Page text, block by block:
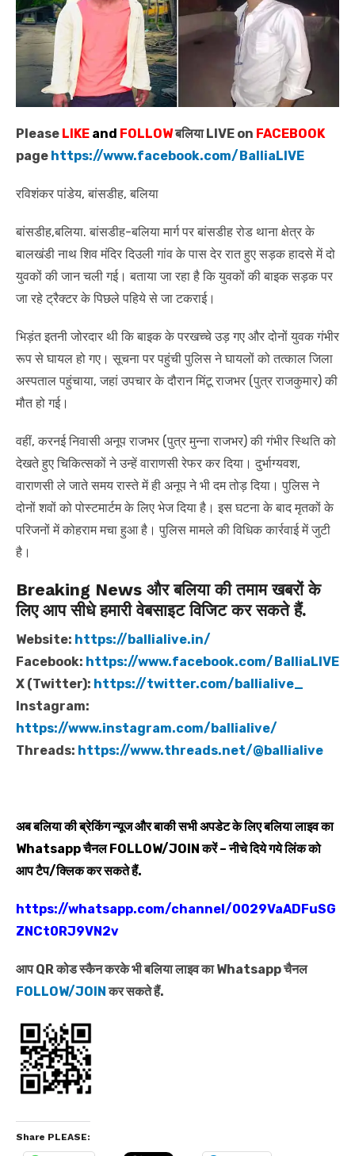
Please LIKE and FOLLOWबलिया LIVE on FACEBOOK
page https://www.facebook.com/BalliaLIVE
रविशंकर पांडेय, बांसडीह, बलिया
बांसडीह,बलिया. बांसडीह-बलिया मार्ग पर बांसडीह रोड थाना क्षेत्र के
बालखंडी नाथ शिव मंदिर दिउली गांव के पास देर रात हुए सड़क हादसे में दो
युवकों की जान चली गई। बताया जा रहा है कि युवकों की बाइक सड़क पर
जा रहे ट्रैक्टर के पिछले पहिये से जा टकराई।
भिड़ंत इतनी जोरदार थी कि बाइक के परखच्चे उड़ गए और दोनों युवक गंभीर
रूप से घायल हो गए। सूचना पर पहुंची पुलिस ने घायलों को तत्काल जिला
अस्पताल पहुंचाया, जहां उपचार के दौरान मिंटू राजभर (पुत्र राजकुमार) की
मौत हो गई।
वहीं, करनई निवासी अनूप राजभर (पुत्र मुन्ना राजभर) की गंभीर स्थिति को
देखते हुए चिकित्सकों ने उन्हें वाराणसी रेफर कर दिया। दुर्भाग्यवश,
वाराणसी ले जाते समय रास्ते में ही अनूप ने भी दम तोड़ दिया। पुलिस ने
दोनों शवों को पोस्टमार्टम के लिए भेज दिया है। इस घटना के बाद मृतकों के
परिजनों में कोहराम मचा हुआ है। पुलिस मामले की विधिक कार्रवाई में जुटी
है।
Breaking News और बलिया की तमाम खबरों के
लिए आप सीधे हमारी वेबसाइट विजिट कर सकते हैं.
Website: https://ballialive.in/
Facebook: https://www.facebook.com/BalliaLIVE
X (Twitter): https://twitter.com/ballialive_
Instagram:
https://www.instagram.com/ballialive/
Threads: https://www.threads.net/@ballialive
अब बलिया की ब्रेकिंग न्यूज और बाकी सभी अपडेट के लिए बलिया लाइव का
WhatsappचैनलFOLLOW/JOINकरें – नीचे दिये गये लिंक को
आप टैप/क्लिक कर सकते हैं.
https://whatsapp.com/channel/0029VaADFuSG
ZNCt0RJ9VN2v
आप QR कोड स्कैन करके भी बलिया लाइव का Whatsapp चैनल
FOLLOW/JOINकर सकते हैं.
Share PLEASE: